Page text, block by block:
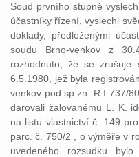
Soud prvního stupně
účastníky řízení, vyslechl
doklady, předloženými
soudu Brno-venkov z
rozhodnuto, že se zrušuje
6.5.1980, jež byla
venkov pod sp.zn. R I 737/
darovali žalovanému L. K.
na listu vlastnictví č. 149
parc. č. 750/2 , o výměře v
uvedeného rozsudku